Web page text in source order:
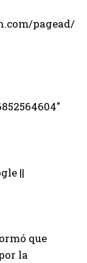
pagead/
||
que
la